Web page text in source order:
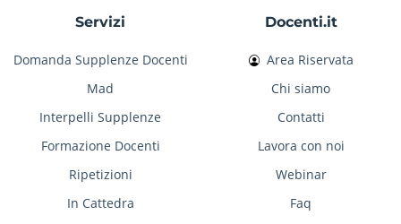
Servizi
Domanda Supplenze Docenti
Mad
Interpelli Supplenze
Formazione Docenti
Ripetizioni
In Cattedra
Docenti.it
Area Riservata
Chi siamo
Contatti
Lavora con noi
Webinar
Faq